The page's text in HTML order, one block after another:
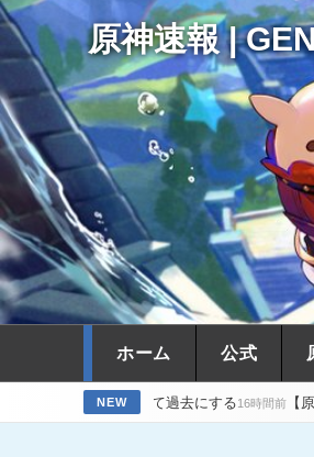
原神速報 |
ホーム 公式
NEW
全て過去にする16時間前【原神】シンプルにモ